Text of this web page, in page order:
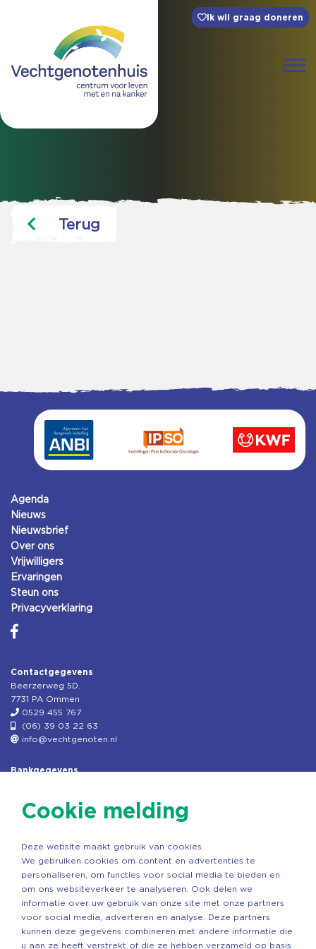
Ik wil graag doneren
Terug
Agenda
Nieuws
Nieuwsbrief
Over ons
Vrijwilligers
Ervaringen
Steun ons
Privacyverklaring
Contactgegevens
Beerzerweg 5D.
7731 PA Ommen
0529 455 767
(06) 39 03 22 63
info@vechtgenoten.nl
Bankgegevens
Rek.nr: NL85RABO0127579230
Copyright ©2026 Vechtgenoten
Cookie melding
Deze website maakt gebruik van cookies.
We gebruiken cookies om content en advertenties te
personaliseren, om functies voor social media te bieden en
om ons websiteverkeer te analyseren. Ook delen we
informatie over uw gebruik van onze site met onze partners
voor social media, adverteren en analyse. Deze partners
kunnen deze gegevens combineren met andere informatie die
u aan ze heeft verstrekt of die ze hebben verzameld op basis